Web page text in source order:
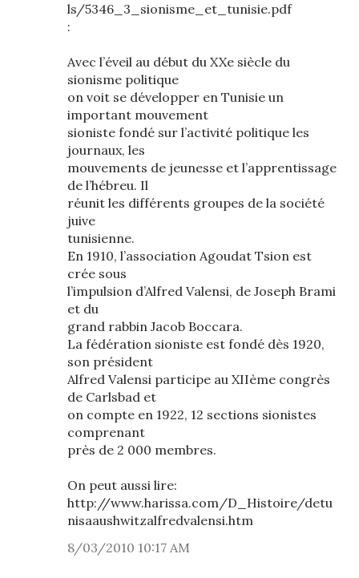
ls/5346_3_sionisme_et_tunisie.pdf
:
Avec l’éveil au début du XXe siècle du
sionisme politique
on voit se développer en Tunisie un
important mouvement
sioniste fondé sur l’activité politique les
journaux, les
mouvements de jeunesse et l’apprentissage
de l’hébreu. Il
réunit les différents groupes de la société
juive
tunisienne.
En 1910, l’association Agoudat Tsion est
crée sous
l’impulsion d’Alfred Valensi, de Joseph Brami
et du
grand rabbin Jacob Boccara.
La fédération sioniste est fondé dès 1920,
son président
Alfred Valensi participe au XIIème congrès
de Carlsbad et
on compte en 1922, 12 sections sionistes
comprenant
près de 2 000 membres.
On peut aussi lire:
http://www.harissa.com/D_Histoire/detu
nisaaushwitzalfredvalensi.htm
8/03/2010 10:17 AM